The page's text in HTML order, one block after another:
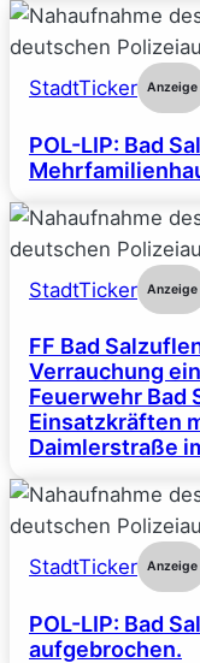
StadtTicker Anzeige
POL-LIP: Bad
StadtTicker Anzeige
FF Bad
Verrauchung
Feuerwehr Bad
Einsatzkräften
Daimlerstraße
StadtTicker Anzeige
POL-LIP: Bad
aufgebrochen.